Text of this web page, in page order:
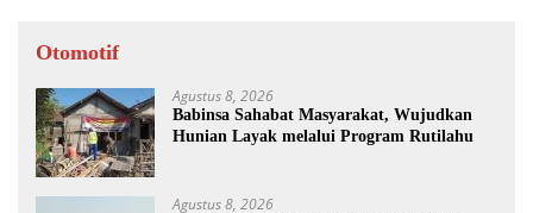
Otomotif
Agustus 8, 2026
Babinsa Sahabat Masyarakat, Wujudkan
Hunian Layak melalui Program Rutilahu
Agustus 8, 2026